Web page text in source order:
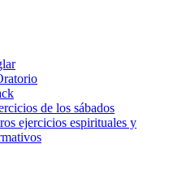
de los sábados
ejercicios espirituales y